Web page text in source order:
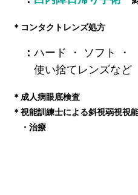
＊コンタクトレンズ処方
： ハード ・ ソフト ・
使い捨てレンズなど
＊成人病眼底検査
＊視能訓練士による斜視弱視視
・ 治療